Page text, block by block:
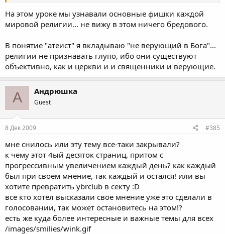
На этом уроке мы узнавали основные фишки каждой
мировой религии... не вижу в этом ничего бредового.
В понятие "атеист" я вкладываю "не верующий в Бога"...
религии не признавать глупо, ибо они существуют
объективно, как и церкви и и священники и верующие.
А Андрюшка
Guest
8 Дек 2009 #385
мне снилось или эту тему все-таки закрывали?
к чему этот 4ый десяток страниц, притом с
прогрессивным увеличением каждый день? как каждый
был при своем мнение, так каждый и остался! или вы
хотите превратить ybrclub в секту :D
все кто хотел высказали свое мнение уже это сделали в
голосовании, так может остановитесь на этом!?
есть же куда более интересные и важные темы для всех
/images/smilies/wink.gif